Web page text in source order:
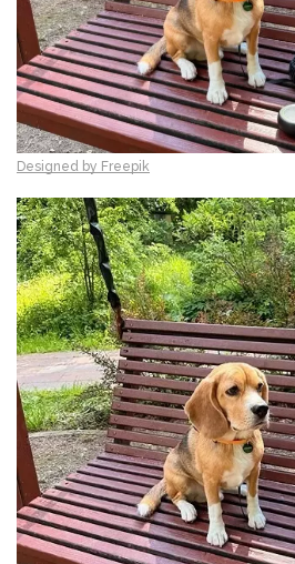
Designed by Freepik